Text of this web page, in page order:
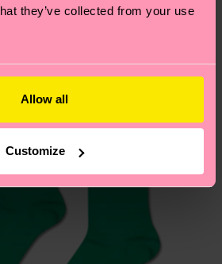
they’ve collected from your use
Allow all
Customize
.
sur les retours ? Visitez
posées.